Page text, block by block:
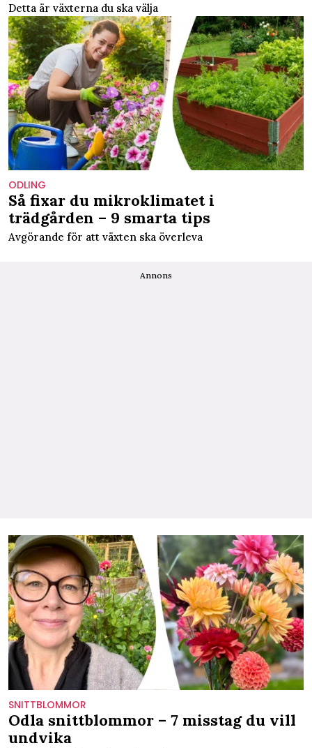
Detta är växterna du ska välja
ODLING
Så fixar du mikroklimatet i
trädgården – 9 smarta tips
Avgörande för att växten ska överleva
Annons
SNITTBLOMMOR
Odla snittblommor – 7 misstag du vill
undvika